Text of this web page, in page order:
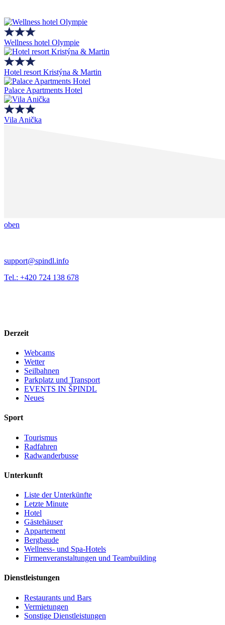
Wellness hotel Olympie
Hotel resort Kristýna & Martin
Palace Apartments Hotel
Vila Anička
oben
support@spindl.info
Tel.: +420 724 138 678
Derzeit
Webcams
Wetter
Seilbahnen
Parkplatz und Transport
EVENTS IN ŠPINDL
Neues
Sport
Tourismus
Radfahren
Radwanderbusse
Unterkunft
Liste der Unterkünfte
Letzte Minute
Hotel
Gästehäuser
Appartement
Bergbaude
Wellness- und Spa-Hotels
Firmenveranstaltungen und Teambuilding
Dienstleistungen
Restaurants und Bars
Vermietungen
Sonstige Dienstleistungen